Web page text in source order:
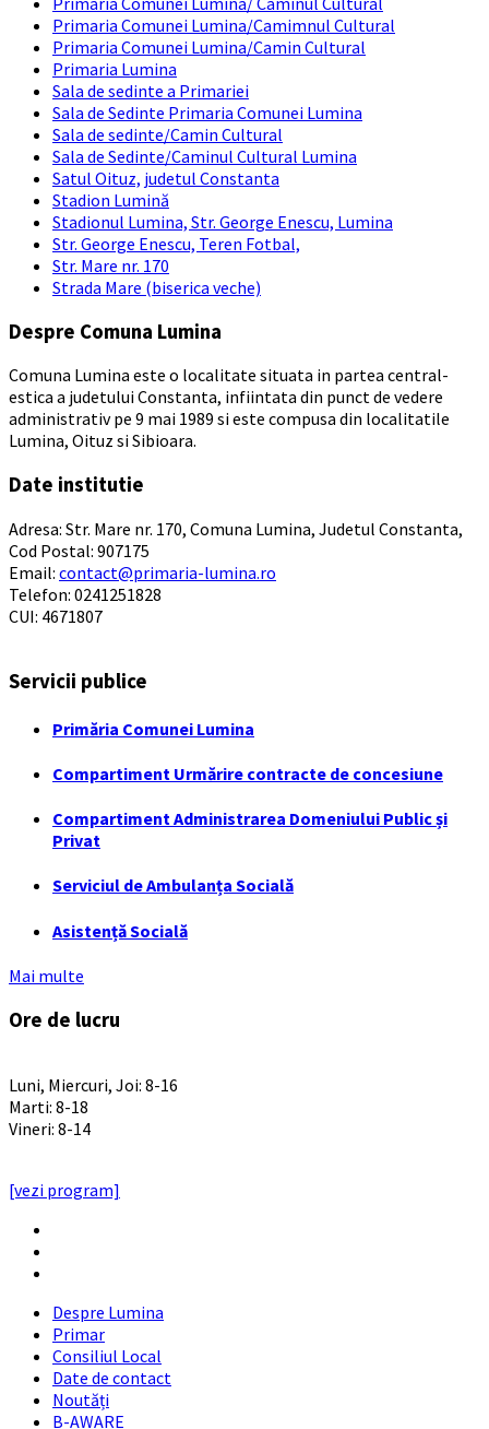
Primaria Comunei Lumina/Camimnul Cultural
Primaria Comunei Lumina/Camin Cultural
Primaria Lumina
Sala de sedinte a Primariei
Sala de Sedinte Primaria Comunei Lumina
Sala de sedinte/Camin Cultural
Sala de Sedinte/Caminul Cultural Lumina
Satul Oituz, judetul Constanta
Stadion Lumină
Stadionul Lumina, Str. George Enescu, Lumina
Str. George Enescu, Teren Fotbal,
Str. Mare nr. 170
Strada Mare (biserica veche)
Despre Comuna Lumina
Comuna Lumina este o localitate situata in partea central-
estica a judetului Constanta, infiintata din punct de vedere
administrativ pe 9 mai 1989 si este compusa din localitatile
Lumina, Oituz si Sibioara.
Date institutie
Adresa: Str. Mare nr. 170, Comuna Lumina, Judetul Constanta,
Cod Postal: 907175
Email: contact@primaria-lumina.ro
Telefon: 0241251828
CUI: 4671807
Servicii publice
Primăria Comunei Lumina
Compartiment Urmărire contracte de concesiune
Compartiment Administrarea Domeniului Public și
Privat
Serviciul de Ambulanța Socială
Asistență Socială
Mai multe
Ore de lucru
Luni, Miercuri, Joi: 8-16
Marti: 8-18
Vineri: 8-14
[vezi program]
Despre Lumina
Primar
Consiliul Local
Date de contact
Noutăți
B-AWARE